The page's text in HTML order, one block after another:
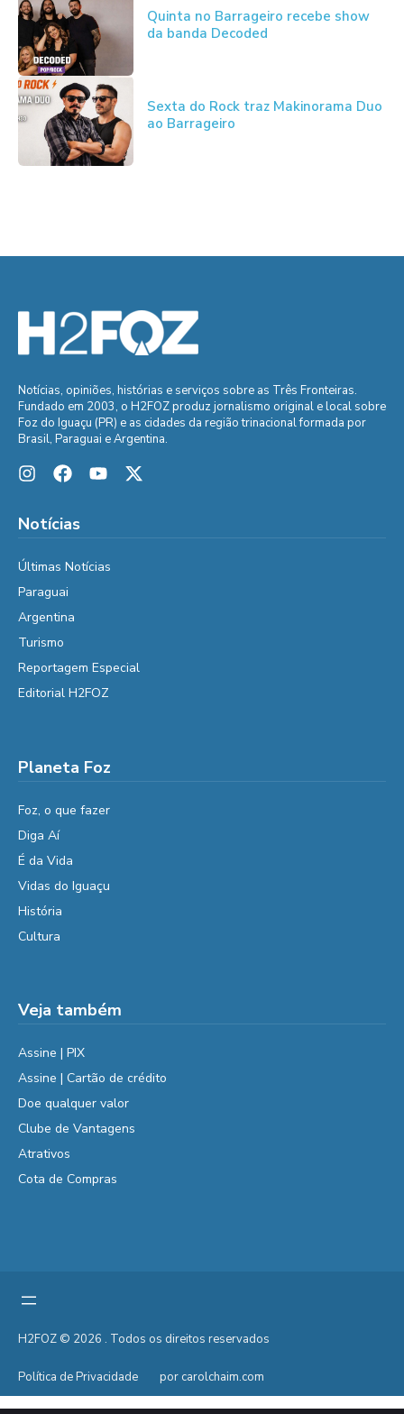
Quinta no Barrageiro recebe show
da banda Decoded
Sexta do Rock traz Makinorama Duo
ao Barrageiro
Notícias, opiniões, histórias e serviços sobre as Três Fronteiras.
Fundado em 2003, o H2FOZ produz jornalismo original e local sobre
Foz do Iguaçu (PR) e as cidades da região trinacional formada por
Brasil, Paraguai e Argentina.
Notícias
Últimas Notícias
Paraguai
Argentina
Turismo
Reportagem Especial
Editorial H2FOZ
Planeta Foz
Foz, o que fazer
Diga Aí
É da Vida
Vidas do Iguaçu
História
Cultura
Veja também
Assine | PIX
Assine | Cartão de crédito
Doe qualquer valor
Clube de Vantagens
Atrativos
Cota de Compras
H2FOZ © 2026 . Todos os direitos reservados
Política de Privacidade por carolchaim.com